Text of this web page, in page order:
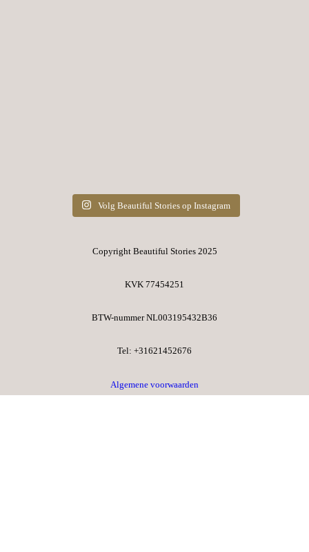
Volg Beautiful Stories op Instagram
Copyright Beautiful Stories 2025
KVK 77454251
BTW-nummer NL003195432B36​
Tel: +31621452676​
Algemene voorwaarden